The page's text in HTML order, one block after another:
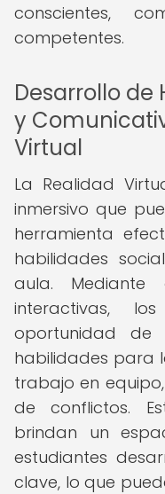
conscientes,
competentes.
Desarrollo de
y
Virtual
La Realidad
inmersivo que
herramienta
habilidades
aula. Mediante
interactivas,
oportunidad
habilidades para
trabajo en
de conflictos.
brindan un
estudiantes
clave, lo que